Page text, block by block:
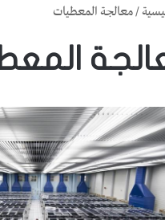
/معالجة المعطيات